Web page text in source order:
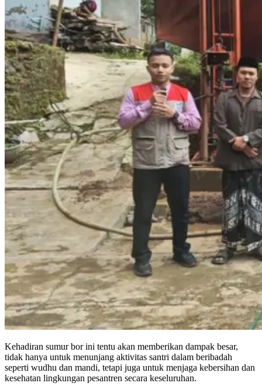
Kehadiran sumur bor ini tentu akan memberikan dampak besar,
tidak hanya untuk menunjang aktivitas santri dalam beribadah
seperti wudhu dan mandi, tetapi juga untuk menjaga kebersihan dan
kesehatan lingkungan pesantren secara keseluruhan.